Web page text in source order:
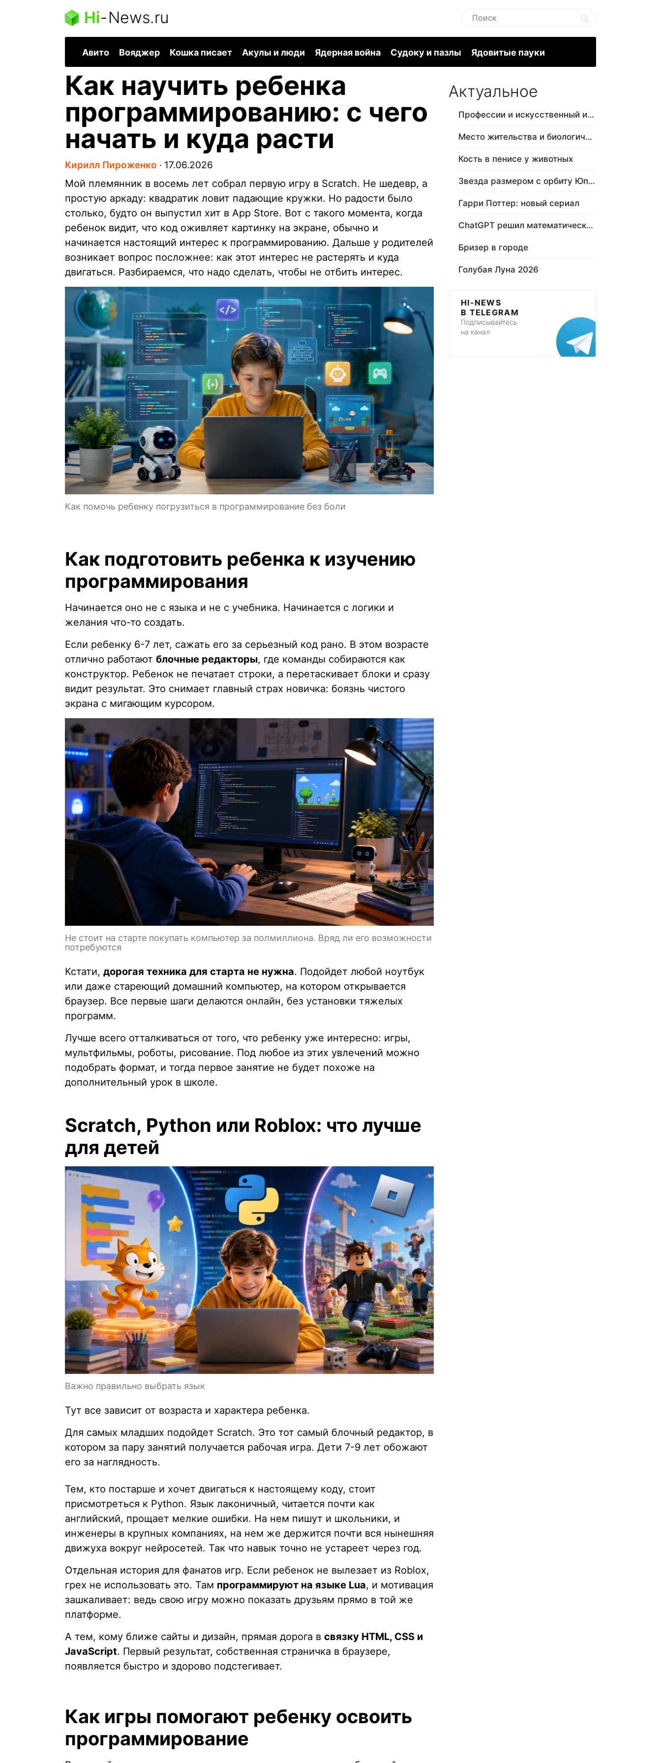
Hi-News.ru
Авито Вояджер Кошка писает Акулы и люди Ядерная война Судоку и пазлы Ядовитые пауки
Как научить ребенка
программированию: с чего
начать и куда расти
Кирилл Пироженко ∙ 17.06.2026
Мой племянник в восемь лет собрал первую игру в Scratch. Не шедевр, а
простую аркаду: квадратик ловит падающие кружки. Но радости было
столько, будто он выпустил хит в App Store. Вот с такого момента, когда
ребенок видит, что код оживляет картинку на экране, обычно и
начинается настоящий интерес к программированию. Дальше у родителей
возникает вопрос посложнее: как этот интерес не растерять и куда
двигаться. Разбираемся, что надо сделать, чтобы не отбить интерес.
Как помочь ребенку погрузиться в программирование без боли
Как подготовить ребенка к изучению
программирования
Начинается оно не с языка и не с учебника. Начинается с логики и
желания что-то создать.
Если ребенку 6-7 лет, сажать его за серьезный код рано. В этом возрасте
отлично работают блочные редакторы, где команды собираются как
конструктор. Ребенок не печатает строки, а перетаскивает блоки и сразу
видит результат. Это снимает главный страх новичка: боязнь чистого
экрана с мигающим курсором.
Не стоит на старте покупать компьютер за полмиллиона. Вряд ли его возможности
потребуются
Кстати, дорогая техника для старта не нужна. Подойдет любой ноутбук
или даже стареющий домашний компьютер, на котором открывается
браузер. Все первые шаги делаются онлайн, без установки тяжелых
программ.
Лучше всего отталкиваться от того, что ребенку уже интересно: игры,
мультфильмы, роботы, рисование. Под любое из этих увлечений можно
подобрать формат, и тогда первое занятие не будет похоже на
дополнительный урок в школе.
Scratch, Python или Roblox: что лучше
для детей
Важно правильно выбрать язык
Тут все зависит от возраста и характера ребенка.
Для самых младших подойдет Scratch. Это тот самый блочный редактор, в
котором за пару занятий получается рабочая игра. Дети 7-9 лет обожают
его за наглядность.
Тем, кто постарше и хочет двигаться к настоящему коду, стоит
присмотреться к Python. Язык лаконичный, читается почти как
английский, прощает мелкие ошибки. На нем пишут и школьники, и
инженеры в крупных компаниях, на нем же держится почти вся нынешняя
движуха вокруг нейросетей. Так что навык точно не устареет через год.
Отдельная история для фанатов игр. Если ребенок не вылезает из Roblox,
грех не использовать это. Там программируют на языке Lua, и мотивация
зашкаливает: ведь свою игру можно показать друзьям прямо в той же
платформе.
А тем, кому ближе сайты и дизайн, прямая дорога в связку HTML, CSS и
JavaScript. Первый результат, собственная страничка в браузере,
появляется быстро и здорово подстегивает.
Как игры помогают ребенку освоить
программирование
Актуальное
Профессии и искусственный интеллект
Место жительства и биологический в…
Кость в пенисе у животных
Звезда размером с орбиту Юпитера
Гарри Поттер: новый сериал
ChatGPT решил математическую задачу
Бризер в городе
Голубая Луна 2026
HI-NEWS
В TELEGRAM
Подписывайтесь
на канал